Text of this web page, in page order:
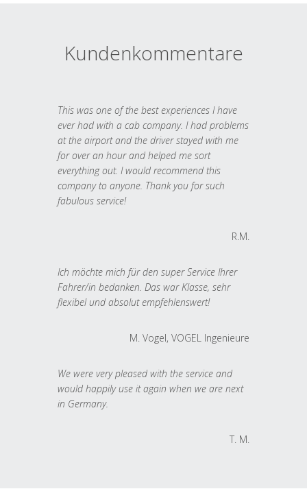
Kundenkommentare
This was one of the best experiences I have
ever had with a cab company. I had problems
at the airport and the driver stayed with me
for over an hour and helped me sort
everything out. I would recommend this
company to anyone. Thank you for such
fabulous service!
R.M.
Ich möchte mich für den super Service Ihrer
Fahrer/in bedanken. Das war Klasse, sehr
flexibel und absolut empfehlenswert!
M. Vogel, VOGEL Ingenieure
We were very pleased with the service and
would happily use it again when we are next
in Germany.
T. M.